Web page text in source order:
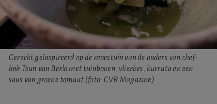
Gerecht geïnspireerd op de moestuin van de ouders van chef-
kok Teun van Berlo met tuinbonen, vlierbes, burrata en een
saus van groene tomaat (foto: CVR Magazine)